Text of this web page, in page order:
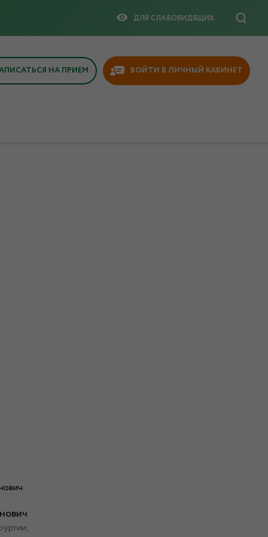
ДЛЯ СЛАБОВИДЯЩИX
НА ПРИЕМ ВОЙТИ В ЛИЧНЫЙ КАБИНЕТ